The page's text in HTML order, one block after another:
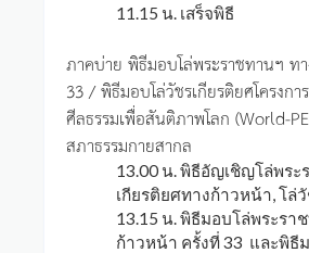
11.15 น. เสร็จพิธี
ภาคบ่าย พิธีมอบโล่พระราชทานฯ ท
33 / พิธีมอบโล่วัชรเกียรติยศโครงก
ศีลธรรมเพื่อสันติภาพโลก (World-
สภาธรรมกายสากล
13.00 น. พิธีอัญเชิญโล่พระ
เกียรติยศทางก้าวหน้า, โล่
13.15 น. พิธีมอบโล่พระรา
ก้าวหน้า ครั้งที่ 33 และพิธี